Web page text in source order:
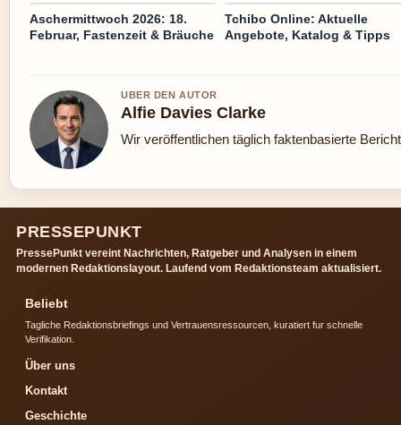
Aschermittwoch 2026: 18.
Februar, Fastenzeit & Bräuche
Tchibo Online: Aktuelle
Angebote, Katalog & Tipps
UBER DEN AUTOR
Alfie Davies Clarke
Wir veröffentlichen täglich faktenbasierte
PRESSEPUNKT
PressePunkt vereint Nachrichten, Ratgeber und Analysen in einem
modernen Redaktionslayout. Laufend vom Redaktionsteam aktualisiert.
Beliebt
Tagliche Redaktionsbriefings und Vertrauensressourcen, kuratiert fur schnelle
Verifikation.
Über uns
Kontakt
Geschichte